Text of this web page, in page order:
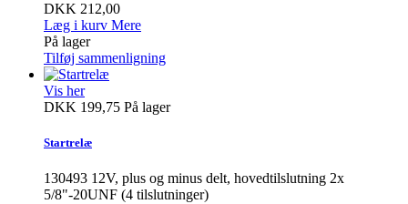
DKK 212,00
Læg i kurv Mere
På lager
Tilføj sammenligning
Vis her
DKK 199,75 På lager
Startrelæ
130493 12V, plus og minus delt, hovedtilslutning 2x
5/8"-20UNF (4 tilslutninger)